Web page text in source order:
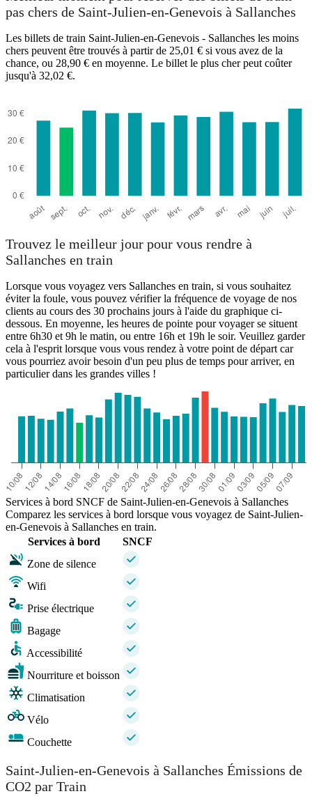
pas chers de Saint-Julien-en-Genevois à Sallanches
Les billets de train Saint-Julien-en-Genevois - Sallanches les moins
chers peuvent être trouvés à partir de 25,01 € si vous avez de la
chance, ou 28,90 € en moyenne. Le billet le plus cher peut coûter
jusqu'à 32,02 €.
Trouvez le meilleur jour pour vous rendre à
Sallanches en train
Lorsque vous voyagez vers Sallanches en train, si vous souhaitez
éviter la foule, vous pouvez vérifier la fréquence de voyage de nos
clients au cours des 30 prochains jours à l'aide du graphique ci-
dessous. En moyenne, les heures de pointe pour voyager se situent
entre 6h30 et 9h le matin, ou entre 16h et 19h le soir. Veuillez garder
cela à l'esprit lorsque vous vous rendez à votre point de départ car
vous pourriez avoir besoin d'un peu plus de temps pour arriver, en
particulier dans les grandes villes !
Services à bord SNCF de Saint-Julien-en-Genevois à Sallanches
Comparez les services à bord lorsque vous voyagez de Saint-Julien-
en-Genevois à Sallanches en train.
Services à bord
SNCF
Zone de silence
Wifi
Prise électrique
Bagage
Accessibilité
Nourriture et boisson
Climatisation
Vélo
Couchette
Saint-Julien-en-Genevois à Sallanches Émissions de
CO2 par Train